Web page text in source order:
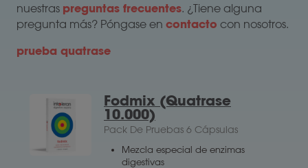
nuestras preguntas frecuentes. ¿Tiene alguna
pregunta más? Póngase en contacto con nosotros.
prueba quatrase
Fodmix (Quatrase
10.000)
Pack De Pruebas 6 Cápsulas
Mezcla especial de enzimas
digestivas